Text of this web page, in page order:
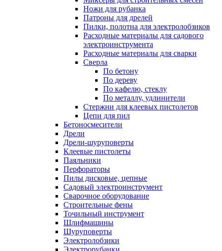
Ножи для рубанка
Патроны для дрелей
Пилки, полотна для электролобзиков
Расходные материалы для садового
электроинструмента
Расходные материалы для сварки
Сверла
По бетону
По дереву
По кафелю, стеклу
По металлу, удлинители
Стержни для клеевых пистолетов
Цепи для пил
Бетоносмесители
Дрели
Дрели-шуруповерты
Клеевые пистолеты
Паяльники
Перфораторы
Пилы дисковые, цепные
Садовый электроинструмент
Сварочное оборудование
Строительные фены
Точильный инструмент
Шлифмашины
Шуруповерты
Электролобзики
Электрорубанки